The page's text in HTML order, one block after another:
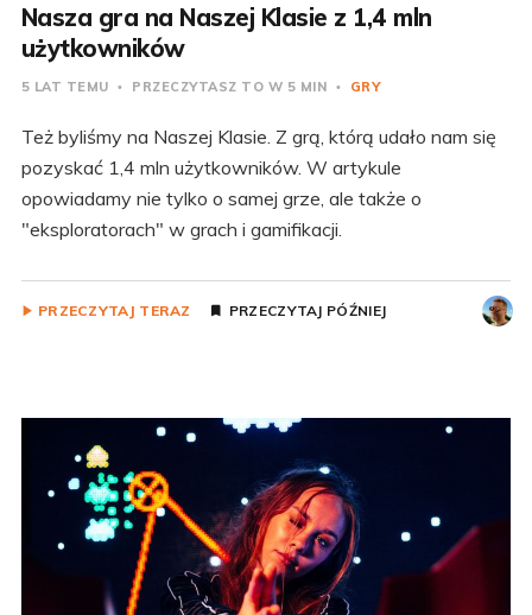
Nasza gra na Naszej Klasie z 1,4 mln
użytkowników
5 LAT TEMU PRZECZYTASZ TO W 5 MIN GRY
Też byliśmy na Naszej Klasie. Z grą, którą udało nam się
pozyskać 1,4 mln użytkowników. W artykule
opowiadamy nie tylko o samej grze, ale także o
"eksploratorach" w grach i gamifikacji.
PRZECZYTAJ TERAZ PRZECZYTAJ PÓŹNIEJ